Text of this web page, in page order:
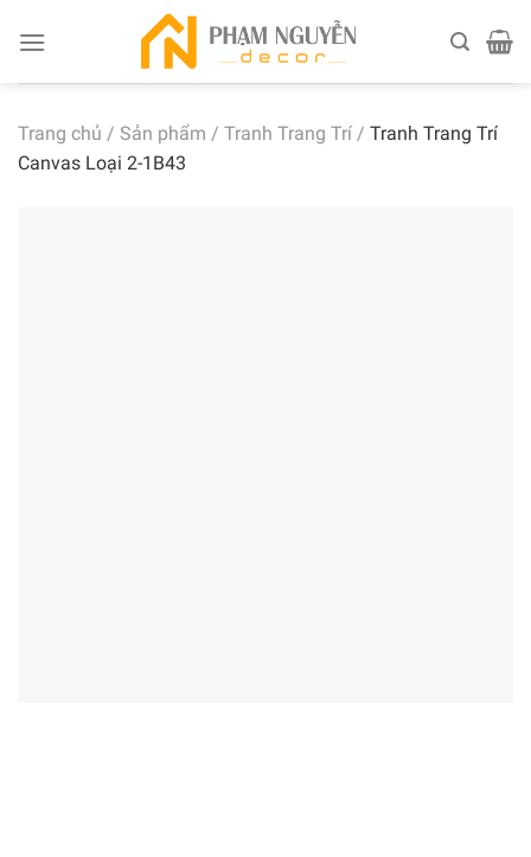
Trang chủ / Sản phẩm / Tranh Trang Trí / Tranh Trang Trí
Canvas Loại 2-1B43